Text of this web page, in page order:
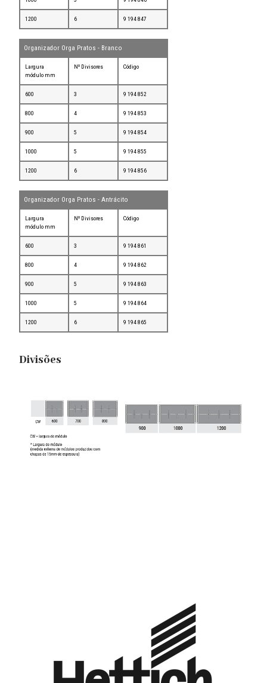
1200 6 9 194 847
Organizador Orga Pratos - Branco
Largura
módulo mm
Nº Divisores Código
600 3 9 194 852
800 4 9 194 853
900 5 9 194 854
1000 5 9 194 855
1200 6 9 194 856
Organizador Orga Pratos - Antrácito
Largura
módulo mm
Nº Divisores Código
600 3 9 194 861
800 4 9 194 862
900 5 9 194 863
1000 5 9 194 864
1200 6 9 194 865
Divisões